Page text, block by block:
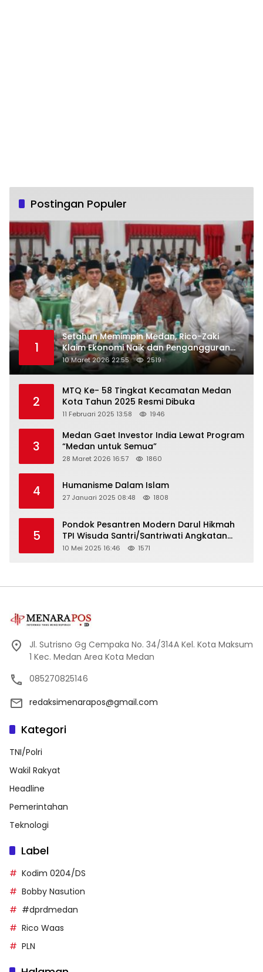
Postingan Populer
1
Setahun Memimpin Medan, Rico-Zaki
Klaim Ekonomi Naik dan Pengangguran
Turun
10 Maret 2026 22:55 2519
2
MTQ Ke- 58 Tingkat Kecamatan Medan
Kota Tahun 2025 Resmi Dibuka
11 Februari 2025 13:58 1946
3
Medan Gaet Investor India Lewat Program
“Medan untuk Semua”
28 Maret 2026 16:57 1860
4 Humanisme Dalam Islam
27 Januari 2025 08:48 1808
5
Pondok Pesantren Modern Darul Hikmah
TPI Wisuda Santri/Santriwati Angkatan
XXXIII
10 Mei 2025 16:46 1571
Jl. Sutrisno Gg Cempaka No. 34/314A Kel. Kota Maksum
1 Kec. Medan Area Kota Medan
085270825146
redaksimenarapos@gmail.com
Kategori
TNI/Polri
Wakil Rakyat
Headline
Pemerintahan
Teknologi
Label
Kodim 0204/DS
Bobby Nasution
#dprdmedan
Rico Waas
PLN